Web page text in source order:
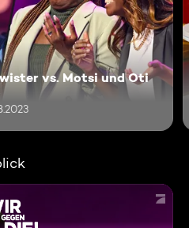
vs. Motsi und Oti